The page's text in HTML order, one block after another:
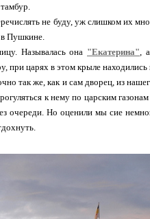
не буду, уж слишком их
в Пушкине.
Называлась она "Екатерина",
при царях в этом крыле
так же, как и сам дворец, из
к нему по царским
очереди. Но оценили мы сие